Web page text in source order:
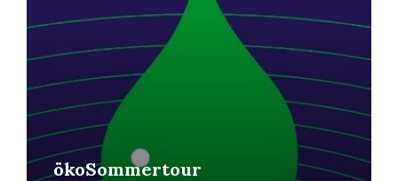
ökoSommertour